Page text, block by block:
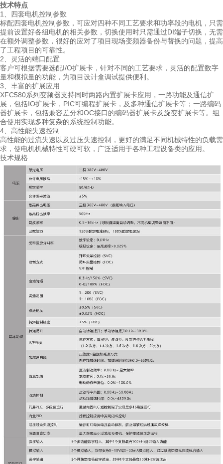
技术特点
1、四套电机控制参数
标配四套电机控制参数，可应对四种不同工艺要求和功率段的电机，只需
提前设置好各组电机的相关参数，切换使用时只需通过DI端子切换，无需
在额外调整参数，很好的应对了项目现场变频器备份与替换的问题，提高
了工程项目的可靠性。
2、灵活的端口配置
客户可根据需要选配I/O扩展卡，针对不同的工艺要求，灵活的配置数字
量和模拟量的功能，为项目设计盒调试提供便利。
3、丰富的扩展应用
XFC580系列变频器支持同时两路内置扩展卡应用，一路功能及通信扩
展，包括IO扩展卡，PIC可编程扩展卡，及多种通信扩展卡等；一路编码
器扩展卡，包括兼容差分和OC接口的编码器扩展卡及旋变扩展卡等。组
合使用实现多种复杂的系统控制功能。
4、高性能失速控制
高性能的过流失速以及过压失速控制，更好的满足不同机械特性的负载需
求，使电机机械特性可硬可软，广泛适用于各种工程设备类的应用。
技术规格